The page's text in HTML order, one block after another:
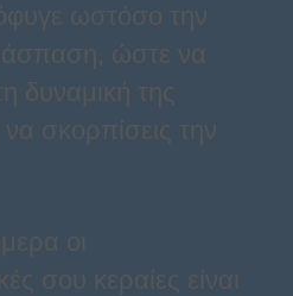
ωστόσο την
ώστε να
δυναμική της
σκορπίσεις την
οι
σου κεραίες είναι